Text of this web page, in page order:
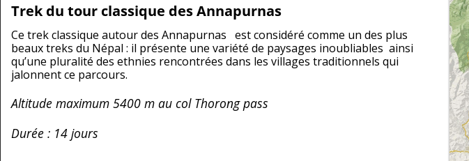
Trek du tour classique des Annapurnas
Ce trek classique autour des Annapurnas est considéré comme un des plus
beaux treks du Népal : il présente une variété de paysages inoubliables ainsi
qu’une pluralité des ethnies rencontrées dans les villages traditionnels qui
jalonnent ce parcours.
Altitude maximum 5400 m au col Thorong pass
Durée : 14 jours